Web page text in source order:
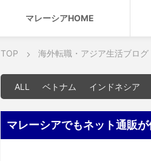
マレーシアHOME
TOP 海外転職・アジア生活ブログ
ALL ベトナム インドネシア
マレーシアでもネット通販